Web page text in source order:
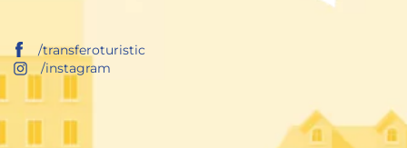
/transferoturistic
/instagram